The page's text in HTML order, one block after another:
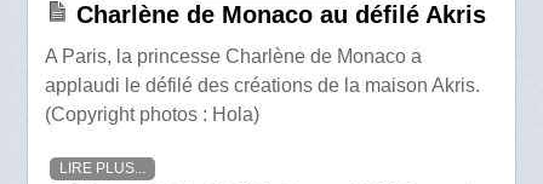
Charlène de Monaco au défilé Akris
A Paris, la princesse Charlène de Monaco a
applaudi le défilé des créations de la maison Akris.
(Copyright photos : Hola)
LIRE PLUS...